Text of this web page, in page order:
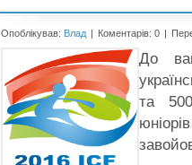
Опоблікував: Влад | Коментарів: 0 |
До
та